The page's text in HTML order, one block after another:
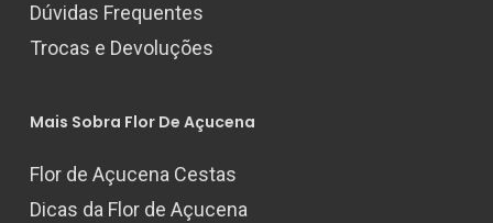
Dúvidas Frequentes
Trocas e Devoluções
Mais Sobra Flor De Açucena
Flor de Açucena Cestas
Dicas da Flor de Açucena